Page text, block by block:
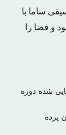
ساما با
و فضا را
۴۰ جسد مومیایی شده دوره
پرده